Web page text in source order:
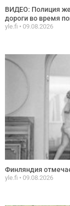
ВИДЕО: Полиция
дороги во время
yle.fi 09.08.2026
Финляндия
yle.fi 09.08.2026